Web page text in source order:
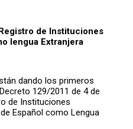
de Instituciones
lengua Extranjera
dando los primeros
129/2011 de 4 de
de Instituciones
Español como Lengua